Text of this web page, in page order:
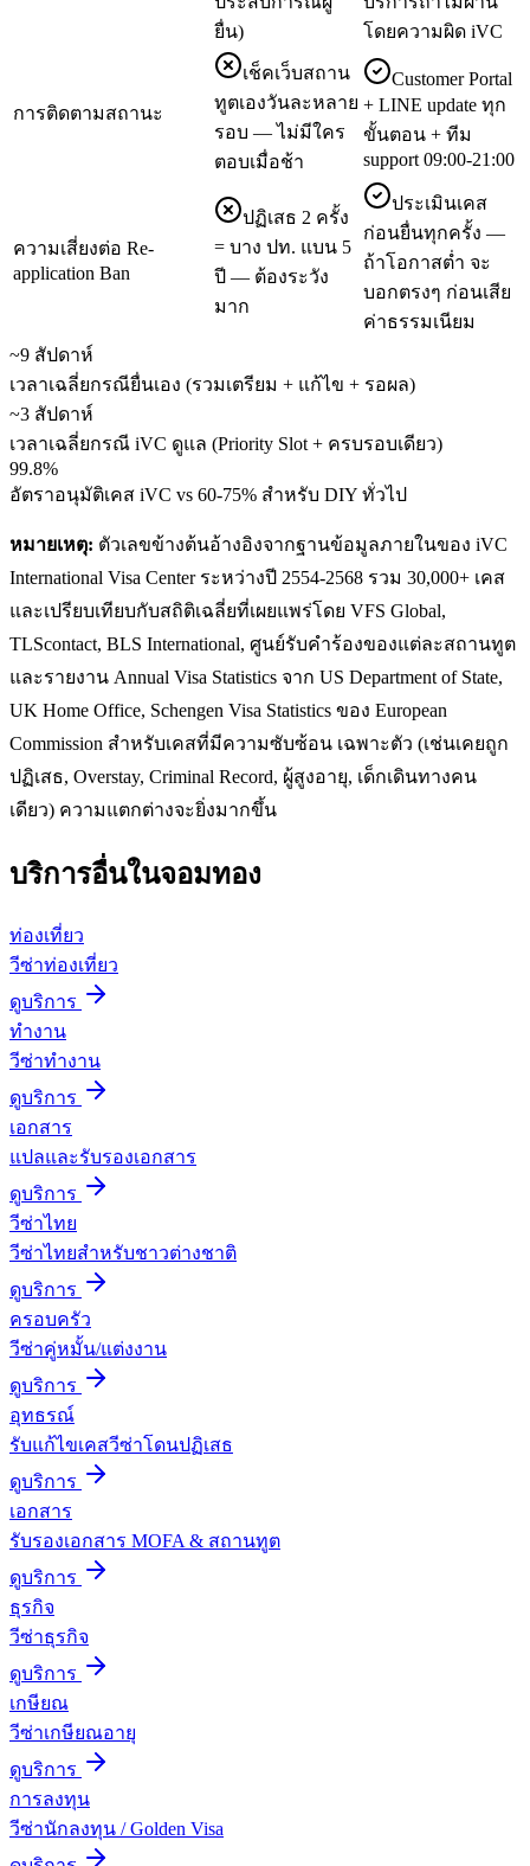
ยื่น)
โดยความผิด iVC
การติดตามสถานะ
เช็คเว็บสถาน
ทูตเองวันละหลาย
รอบ — ไม่มีใคร
ตอบเมื่อช้า
Customer Portal
+ LINE update ทุก
ขั้นตอน + ทีม
support 09:00-21:00
ความเสี่ยงต่อ Re-
application Ban
ปฏิเสธ 2 ครั้ง
= บาง ปท. แบน 5
ปี — ต้องระวัง
มาก
ประเมินเคส
ก่อนยื่นทุกครั้ง —
ถ้าโอกาสต่ำ จะ
บอกตรงๆ ก่อนเสีย
ค่าธรรมเนียม
~9 สัปดาห์
เวลาเฉลี่ยกรณียื่นเอง (รวมเตรียม + แก้ไข + รอผล)
~3 สัปดาห์
เวลาเฉลี่ยกรณี iVC ดูแล (Priority Slot + ครบรอบเดียว)
99.8%
อัตราอนุมัติเคส iVC vs 60-75% สำหรับ DIY ทั่วไป
หมายเหตุ: ตัวเลขข้างต้นอ้างอิงจากฐานข้อมูลภายในของ iVC
International Visa Center ระหว่างปี 2554-2568 รวม 30,000+ เคส
และเปรียบเทียบกับสถิติเฉลี่ยที่เผยแพร่โดย VFS Global,
TLScontact, BLS International, ศูนย์รับคำร้องของแต่ละสถานทูต
และรายงาน Annual Visa Statistics จาก US Department of State,
UK Home Office, Schengen Visa Statistics ของ European
Commission สำหรับเคสที่มีความซับซ้อน เฉพาะตัว (เช่นเคยถูก
ปฏิเสธ, Overstay, Criminal Record, ผู้สูงอายุ, เด็กเดินทางคน
เดียว) ความแตกต่างจะยิ่งมากขึ้น
บริการอื่นในจอมทอง
ท่องเที่ยว
วีซ่าท่องเที่ยว
ดูบริการ
ทำงาน
วีซ่าทำงาน
ดูบริการ
เอกสาร
แปลและรับรองเอกสาร
ดูบริการ
วีซ่าไทย
วีซ่าไทยสำหรับชาวต่างชาติ
ดูบริการ
ครอบครัว
วีซ่าคู่หมั้น/แต่งงาน
ดูบริการ
อุทธรณ์
รับแก้ไขเคสวีซ่าโดนปฏิเสธ
ดูบริการ
เอกสาร
รับรองเอกสาร MOFA & สถานทูต
ดูบริการ
ธุรกิจ
วีซ่าธุรกิจ
ดูบริการ
เกษียณ
วีซ่าเกษียณอายุ
ดูบริการ
การลงทุน
วีซ่านักลงทุน / Golden Visa